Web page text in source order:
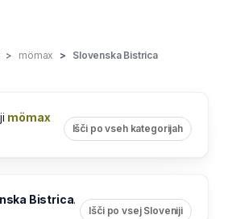
mömax Slovenska Bistrica
mömax
Išči po vseh kategorijah
Bistrica.
Išči po vsej Sloveniji